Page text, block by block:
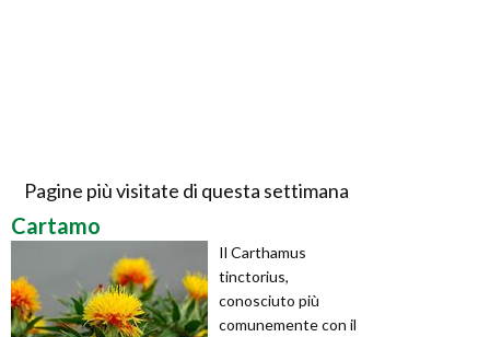
Pagine più visitate di questa settimana
Cartamo
Il Carthamus
tinctorius,
conosciuto più
comunemente con il